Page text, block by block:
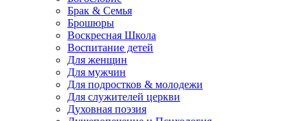
Брак & Семья
Брошюры
Воскресная Школа
Воспитание детей
Для женщин
Для мужчин
Для подростков & молодежи
Для служителей церкви
Духовная поэзия